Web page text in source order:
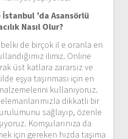
’da Asansörlü
Nasıl Olur?
de birçok il e oranla en
ilimiz. Online
üst katlara zararsız ve
eşya taşınması için en
kullanıyoruz.
dikkatli bir
sağlayıp, özenle
Komşularınıza da
için gereken hızda taşıma